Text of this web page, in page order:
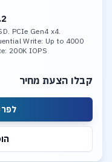
PCIe Gen4 x4.
Write: Up to 4000
200K IOPS
קבלו הצעת מחיר